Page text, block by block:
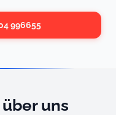
996655
uns